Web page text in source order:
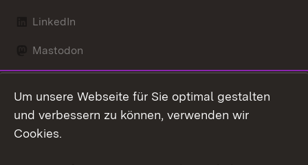
LinkedIn
Mastodon
X / Twitter
Youtube
Um unsere Webseite für Sie optimal gestalten
und verbessern zu können, verwenden wir
Cookies.